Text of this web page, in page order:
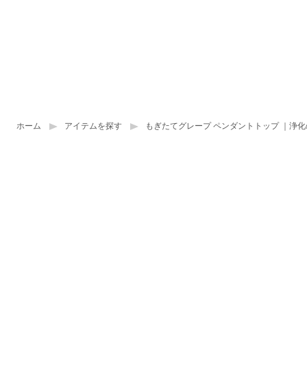
ホーム アイテムを探す もぎたてグレープ ペンダントトップ ｜浄